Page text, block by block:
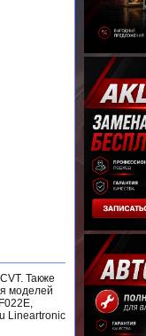
Также
моделей
Lineartronic